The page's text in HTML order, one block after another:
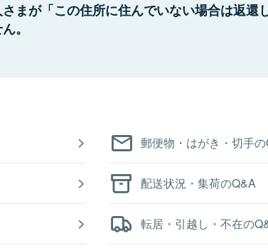
まが「この住所に住んでいない場合は返還
。
郵便物・はがき・切手
配送状況・集荷のQ&A
転居・引越し・不在の